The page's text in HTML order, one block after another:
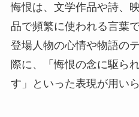
悔恨は、文学作品や詩、
品で頻繁に使われる言葉で
登場人物の心情や物語の
際に、「悔恨の念に駆ら
す」といった表現が用いら